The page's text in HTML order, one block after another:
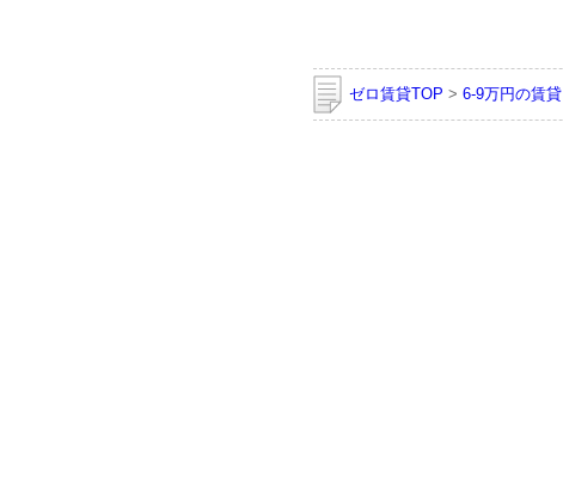
ゼロ賃貸TOP > 6-9万円の賃貸